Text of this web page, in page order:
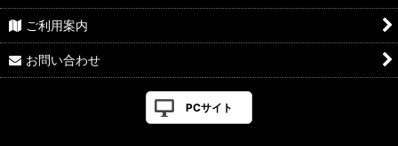
ご利用案内
お問い合わせ
PCサイト